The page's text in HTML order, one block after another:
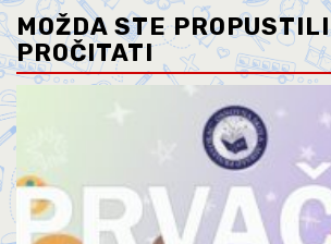
MOŽDA STE PROPUSTILI
PROČITATI